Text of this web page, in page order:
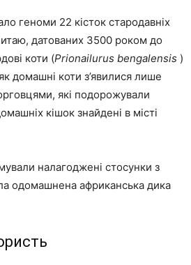
геноми 22 кісток стародавніх
датованих 3500 роком до
коти (Prionailurus bengalensis )
домашні коти з’явилися лише
які подорожували
кішок знайдені в місті
налагоджені стосунки з
одомашнена африканська дика